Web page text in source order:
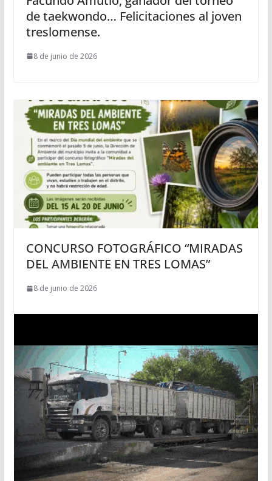
de taekwondo… Felicitaciones al joven
treslomense.
8 de junio de 2026
CONCURSO FOTOGRÁFICO “MIRADAS
DEL AMBIENTE EN TRES LOMAS”
8 de junio de 2026